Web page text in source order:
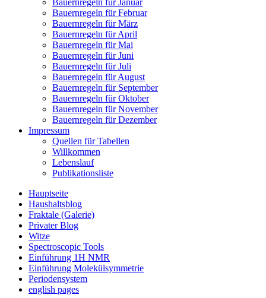
Bauernregeln für Januar
Bauernregeln für Februar
Bauernregeln für März
Bauernregeln für April
Bauernregeln für Mai
Bauernregeln für Juni
Bauernregeln für Juli
Bauernregeln für August
Bauernregeln für September
Bauernregeln für Oktober
Bauernregeln für November
Bauernregeln für Dezember
Impressum
Quellen für Tabellen
Willkommen
Lebenslauf
Publikationsliste
Hauptseite
Haushaltsblog
Fraktale (Galerie)
Privater Blog
Witze
Spectroscopic Tools
Einführung 1H NMR
Einführung Molekülsymmetrie
Periodensystem
english pages